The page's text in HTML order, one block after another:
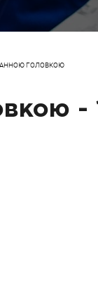
ГОЛОВКОЮ
-